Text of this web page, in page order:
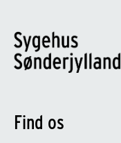
Find os